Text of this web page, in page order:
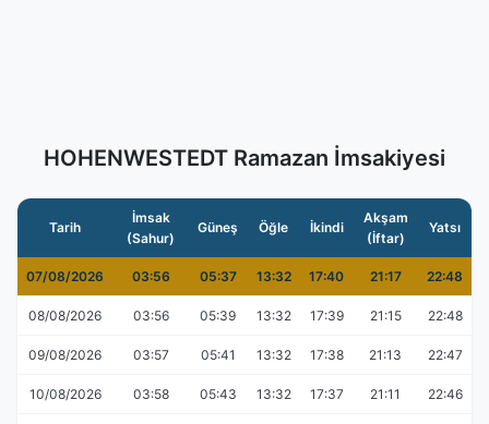
HOHENWESTEDT Ramazan İmsakiyesi
Tarih
İmsak
(Sahur)
Güneş Öğle İkindi
Akşam
(İftar)
Yatsı
07/08/2026 03:56 05:37 13:32 17:40 21:17 22:48
08/08/2026 03:56 05:39 13:32 17:39 21:15 22:48
09/08/2026 03:57 05:41 13:32 17:38 21:13 22:47
10/08/2026 03:58 05:43 13:32 17:37 21:11 22:46